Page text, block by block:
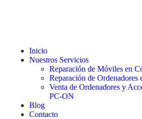
Inicio
Nuestros Servicios
Reparación de Móviles en
Reparación de
Venta de Ordenadores y
PC-ON
Blog
Contacto